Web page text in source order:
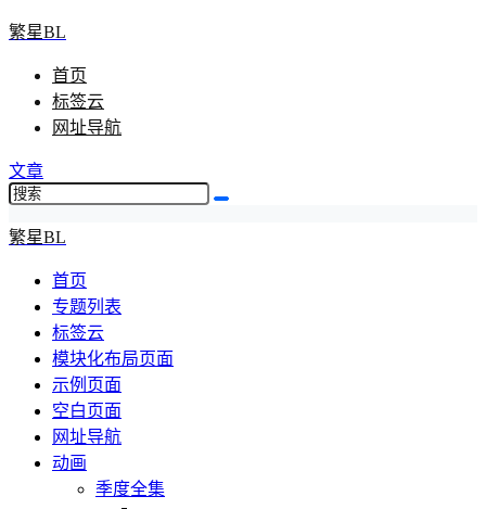
繁星BL
首页
标签云
网址导航
文章
繁星BL
首页
专题列表
标签云
模块化布局页面
示例页面
空白页面
网址导航
动画
季度全集